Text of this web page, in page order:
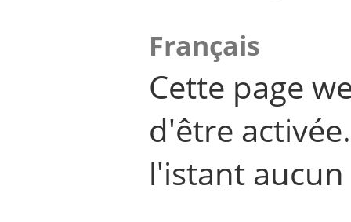
Français
Cette page
d'être
l'istant